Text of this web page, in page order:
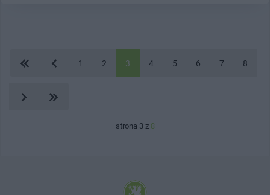
1 2 3 4 5 6 7 8
strona 3 z 8